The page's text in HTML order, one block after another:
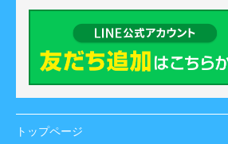
トップページ